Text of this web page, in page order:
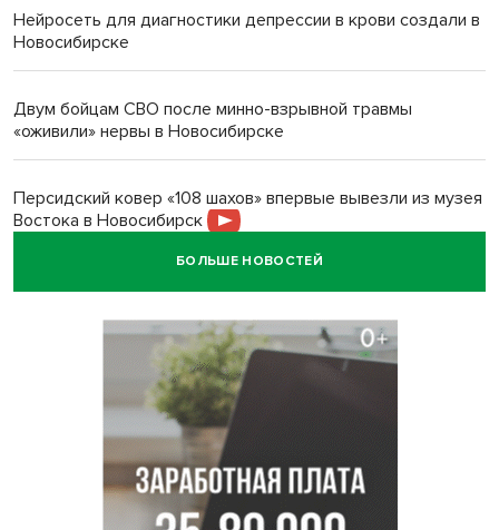
Нейросеть для диагностики депрессии в крови создали в
Новосибирске
Двум бойцам СВО после минно-взрывной травмы
«оживили» нервы в Новосибирске
Персидский ковер «108 шахов» впервые вывезли из музея
Востока в Новосибирск
БОЛЬШЕ НОВОСТЕЙ